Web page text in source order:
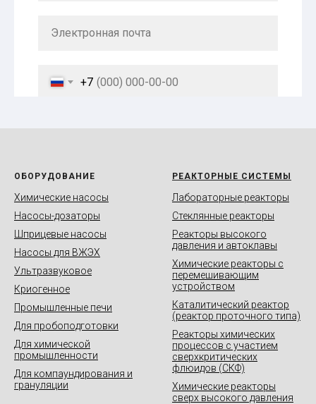
+7
Ваша задача / сырье / производительность
С условиями обработки персональных данных,
Политике конфиденциальности,
ознакомлен и даю свое согласие на их обработку.
Запросить КП
ОБОРУДОВАНИЕ
Химические насосы
Насосы-дозаторы
Шприцевые насосы
Насосы для ВЖЭХ
Ультразвуковое
Криогенное
Промышленные печи
Для пробоподготовки
Для химической
промышленности
Для компаундирования и
грануляции
РЕАКТОРНЫЕ СИСТЕМЫ
Лабораторные реакторы
Стеклянные реакторы
Реакторы высокого
давления и автоклавы
Химические реакторы с
перемешивающим
устройством
Каталитический реактор
(реактор проточного типа)
Реакторы химических
процессов с участием
сверхкритических
флюидов (СКФ)
Химические реакторы
сверх высокого давления